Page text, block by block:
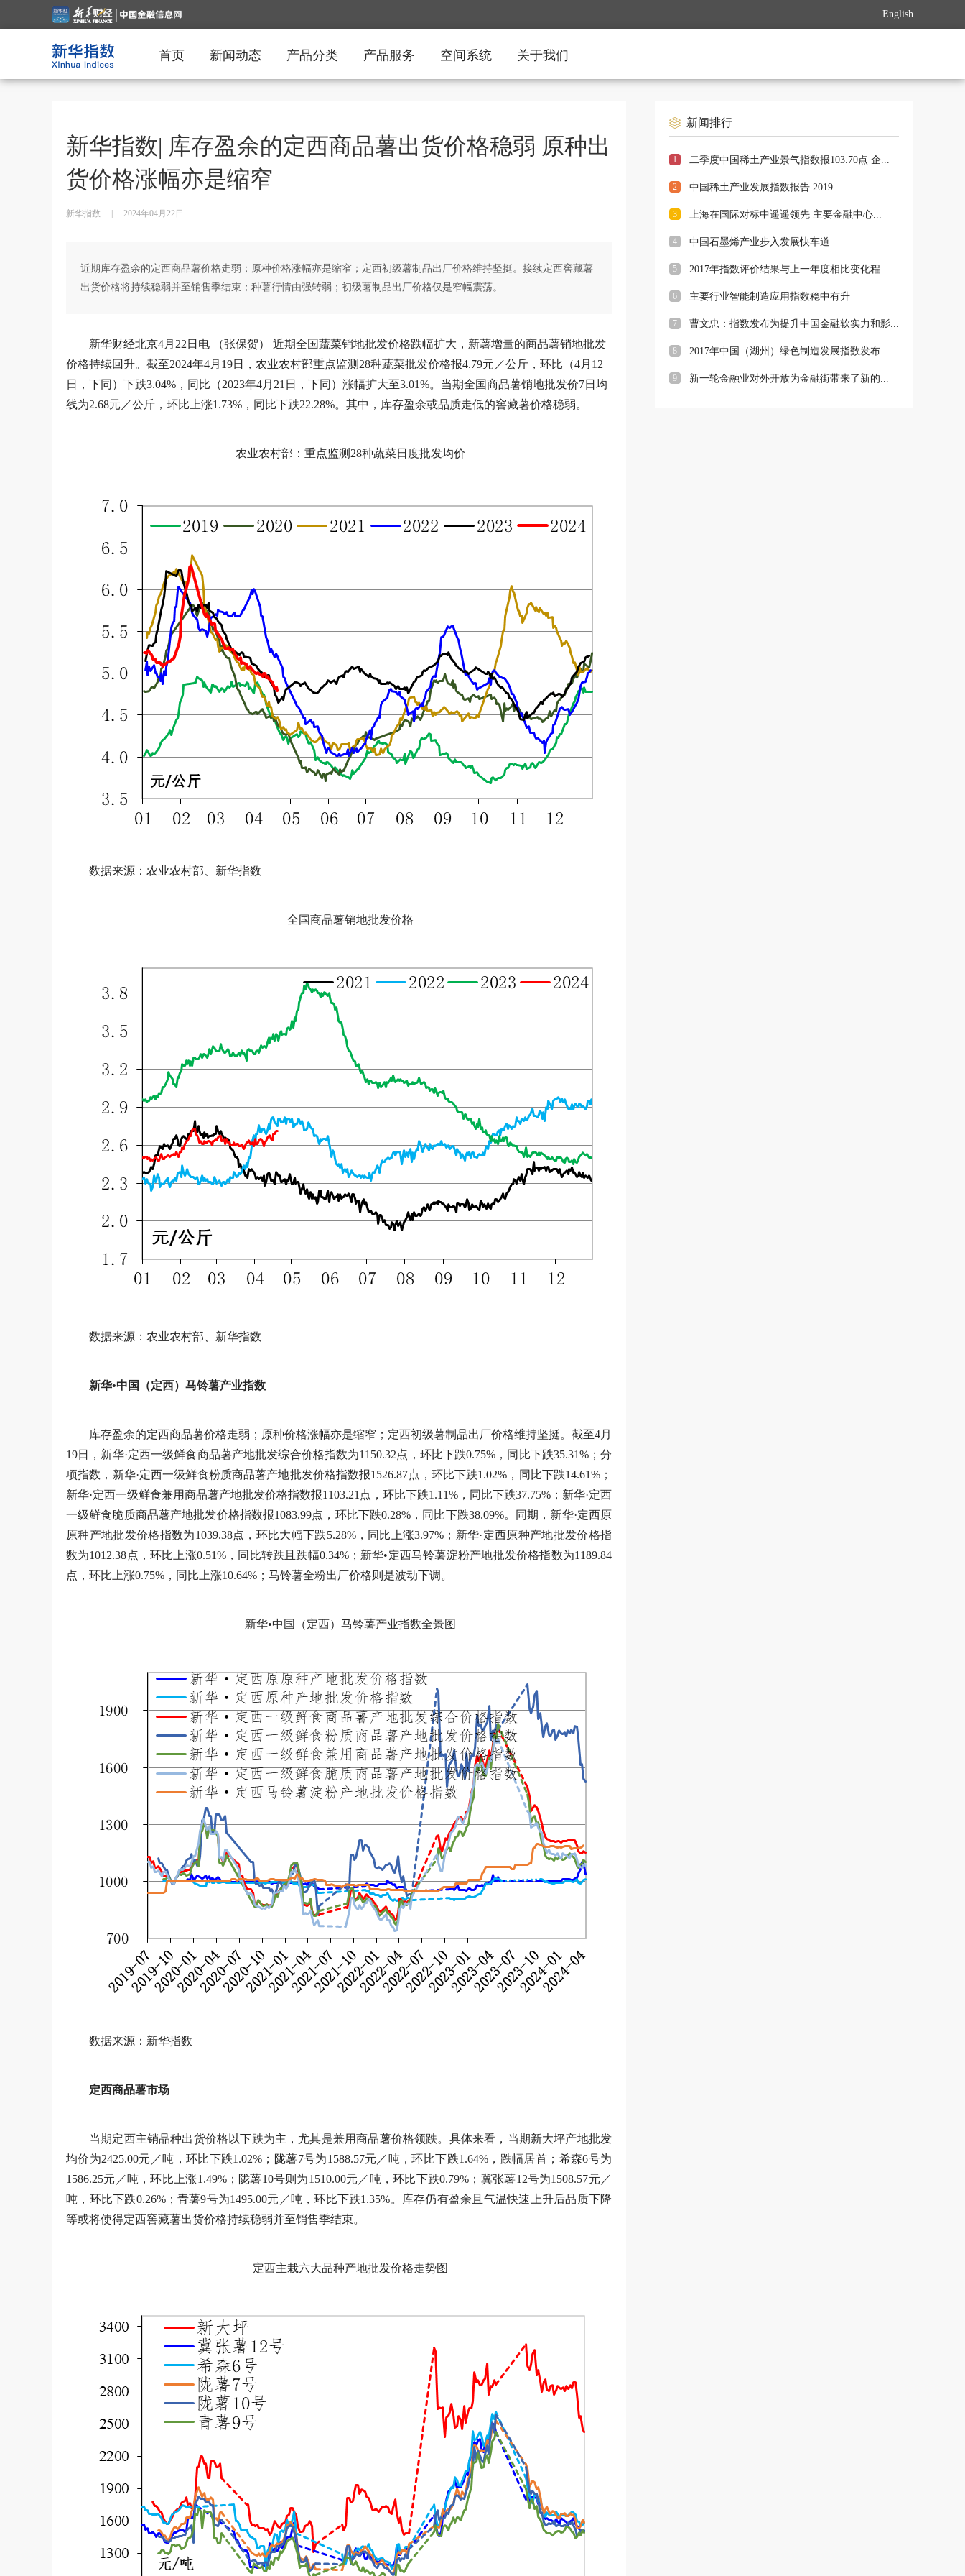
English
首页 新闻动态 产品分类 产品服务 空间系统 关于我们
新华指数| 库存盈余的定西商品薯出货价格稳弱 原种出
货价格涨幅亦是缩窄
新华指数 2024年04月22日
近期库存盈余的定西商品薯价格走弱；原种价格涨幅亦是缩窄；定西初级薯制品出厂价格维持坚挺。接续定西窖藏薯
出货价格将持续稳弱并至销售季结束；种薯行情由强转弱；初级薯制品出厂价格仅是窄幅震荡。
新华财经北京4月22日电 （张保贺） 近期全国蔬菜销地批发价格跌幅扩大，新薯增量的商品薯销地批发
价格持续回升。截至2024年4月19日，农业农村部重点监测28种蔬菜批发价格报4.79元／公斤，环比（4月12
日，下同）下跌3.04%，同比（2023年4月21日，下同）涨幅扩大至3.01%。当期全国商品薯销地批发价7日均
线为2.68元／公斤，环比上涨1.73%，同比下跌22.28%。其中，库存盈余或品质走低的窖藏薯价格稳弱。
农业农村部：重点监测28种蔬菜日度批发均价
数据来源：农业农村部、新华指数
全国商品薯销地批发价格
数据来源：农业农村部、新华指数
新华•中国（定西）马铃薯产业指数
库存盈余的定西商品薯价格走弱；原种价格涨幅亦是缩窄；定西初级薯制品出厂价格维持坚挺。截至4月
19日，新华·定西一级鲜食商品薯产地批发综合价格指数为1150.32点，环比下跌0.75%，同比下跌35.31%；分
项指数，新华·定西一级鲜食粉质商品薯产地批发价格指数报1526.87点，环比下跌1.02%，同比下跌14.61%；
新华·定西一级鲜食兼用商品薯产地批发价格指数报1103.21点，环比下跌1.11%，同比下跌37.75%；新华·定西
一级鲜食脆质商品薯产地批发价格指数报1083.99点，环比下跌0.28%，同比下跌38.09%。同期，新华·定西原
原种产地批发价格指数为1039.38点，环比大幅下跌5.28%，同比上涨3.97%；新华·定西原种产地批发价格指
数为1012.38点，环比上涨0.51%，同比转跌且跌幅0.34%；新华•定西马铃薯淀粉产地批发价格指数为1189.84
点，环比上涨0.75%，同比上涨10.64%；马铃薯全粉出厂价格则是波动下调。
新华•中国（定西）马铃薯产业指数全景图
数据来源：新华指数
定西商品薯市场
当期定西主销品种出货价格以下跌为主，尤其是兼用商品薯价格领跌。具体来看，当期新大坪产地批发
均价为2425.00元／吨，环比下跌1.02%；陇薯7号为1588.57元／吨，环比下跌1.64%，跌幅居首；希森6号为
1586.25元／吨，环比上涨1.49%；陇薯10号则为1510.00元／吨，环比下跌0.79%；冀张薯12号为1508.57元／
吨，环比下跌0.26%；青薯9号为1495.00元／吨，环比下跌1.35%。库存仍有盈余且气温快速上升后品质下降
等或将使得定西窖藏薯出货价格持续稳弱并至销售季结束。
定西主栽六大品种产地批发价格走势图
新闻排行
1 二季度中国稀土产业景气指数报103.70点 企...
2 中国稀土产业发展指数报告 2019
3 上海在国际对标中遥遥领先 主要金融中心...
4 中国石墨烯产业步入发展快车道
5 2017年指数评价结果与上一年度相比变化程...
6 主要行业智能制造应用指数稳中有升
7 曹文忠：指数发布为提升中国金融软实力和影...
8 2017年中国（湖州）绿色制造发展指数发布
9 新一轮金融业对外开放为金融街带来了新的...